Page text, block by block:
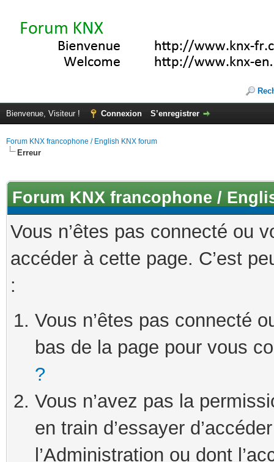
Bienvenue, Visiteur ! Connexion S’enregistrer
Forum KNX francophone / English KNX forum
Erreur
Forum KNX francophone /
Vous n’êtes pas connecté ou
accéder à cette page. C’est
:
Vous n’êtes pas connecté
bas de la page pour vous
?
Vous n’avez pas la
en train d’essayer
l’Administration ou dont